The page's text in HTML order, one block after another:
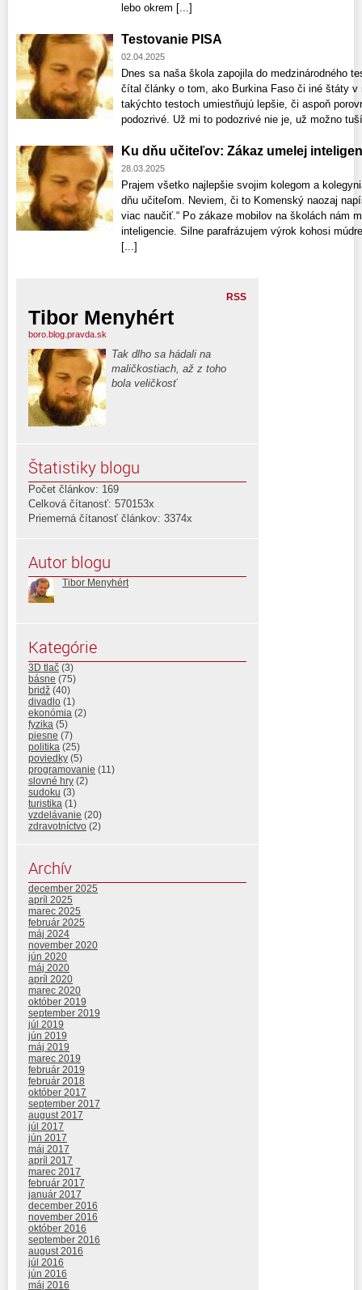
lebo okrem [...]
Testovanie PISA
02.04.2025
Dnes sa naša škola zapojila do medzinárodného
čítal články o tom, ako Burkina Faso či iné štáty v
takýchto testoch umiestňujú lepšie, či aspoň
podozrivé. Už mi to podozrivé nie je, už možno
Ku dňu učiteľov: Zákaz umelej
28.03.2025
Prajem všetko najlepšie svojim kolegom a
dňu učiteľom. Neviem, či to Komenský naozaj
viac naučiť.“ Po zákaze mobilov na školách nám
inteligencie. Silne parafrázujem výrok kohosi
[...]
RSS
Tibor Menyhért
boro.blog.pravda.sk
Tak dlho sa hádali na
maličkostiach, až z toho
bola veličkosť
Štatistiky blogu
Počet článkov: 169
Celková čítanosť: 570153x
Priemerná čítanosť článkov: 3374x
Autor blogu
Tibor Menyhért
Kategórie
3D tlač (3)
básne (75)
bridž (40)
divadlo (1)
ekonómia (2)
fyzika (5)
piesne (7)
politika (25)
poviedky (5)
programovanie (11)
slovné hry (2)
sudoku (3)
turistika (1)
vzdelávanie (20)
zdravotníctvo (2)
Archív
december 2025
apríl 2025
marec 2025
február 2025
máj 2024
november 2020
jún 2020
máj 2020
apríl 2020
marec 2020
október 2019
september 2019
júl 2019
jún 2019
máj 2019
marec 2019
február 2019
február 2018
október 2017
september 2017
august 2017
júl 2017
jún 2017
máj 2017
apríl 2017
marec 2017
február 2017
január 2017
december 2016
november 2016
október 2016
september 2016
august 2016
júl 2016
jún 2016
máj 2016